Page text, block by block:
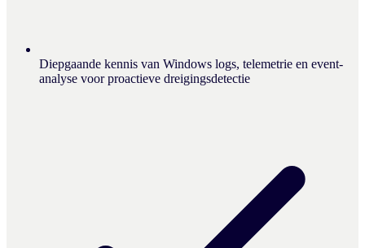
Diepgaande kennis van Windows logs, telemetrie en event-
analyse voor proactieve dreigingsdetectie